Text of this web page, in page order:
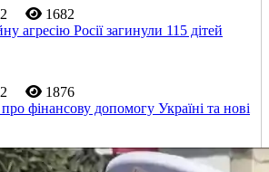
1682
агресію Росії загинули 115 дітей
1876
фінансову допомогу Україні та нові